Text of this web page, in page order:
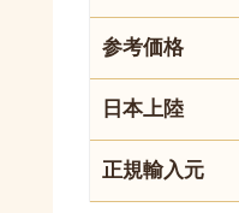
参考価格
日本上陸
正規輸入元